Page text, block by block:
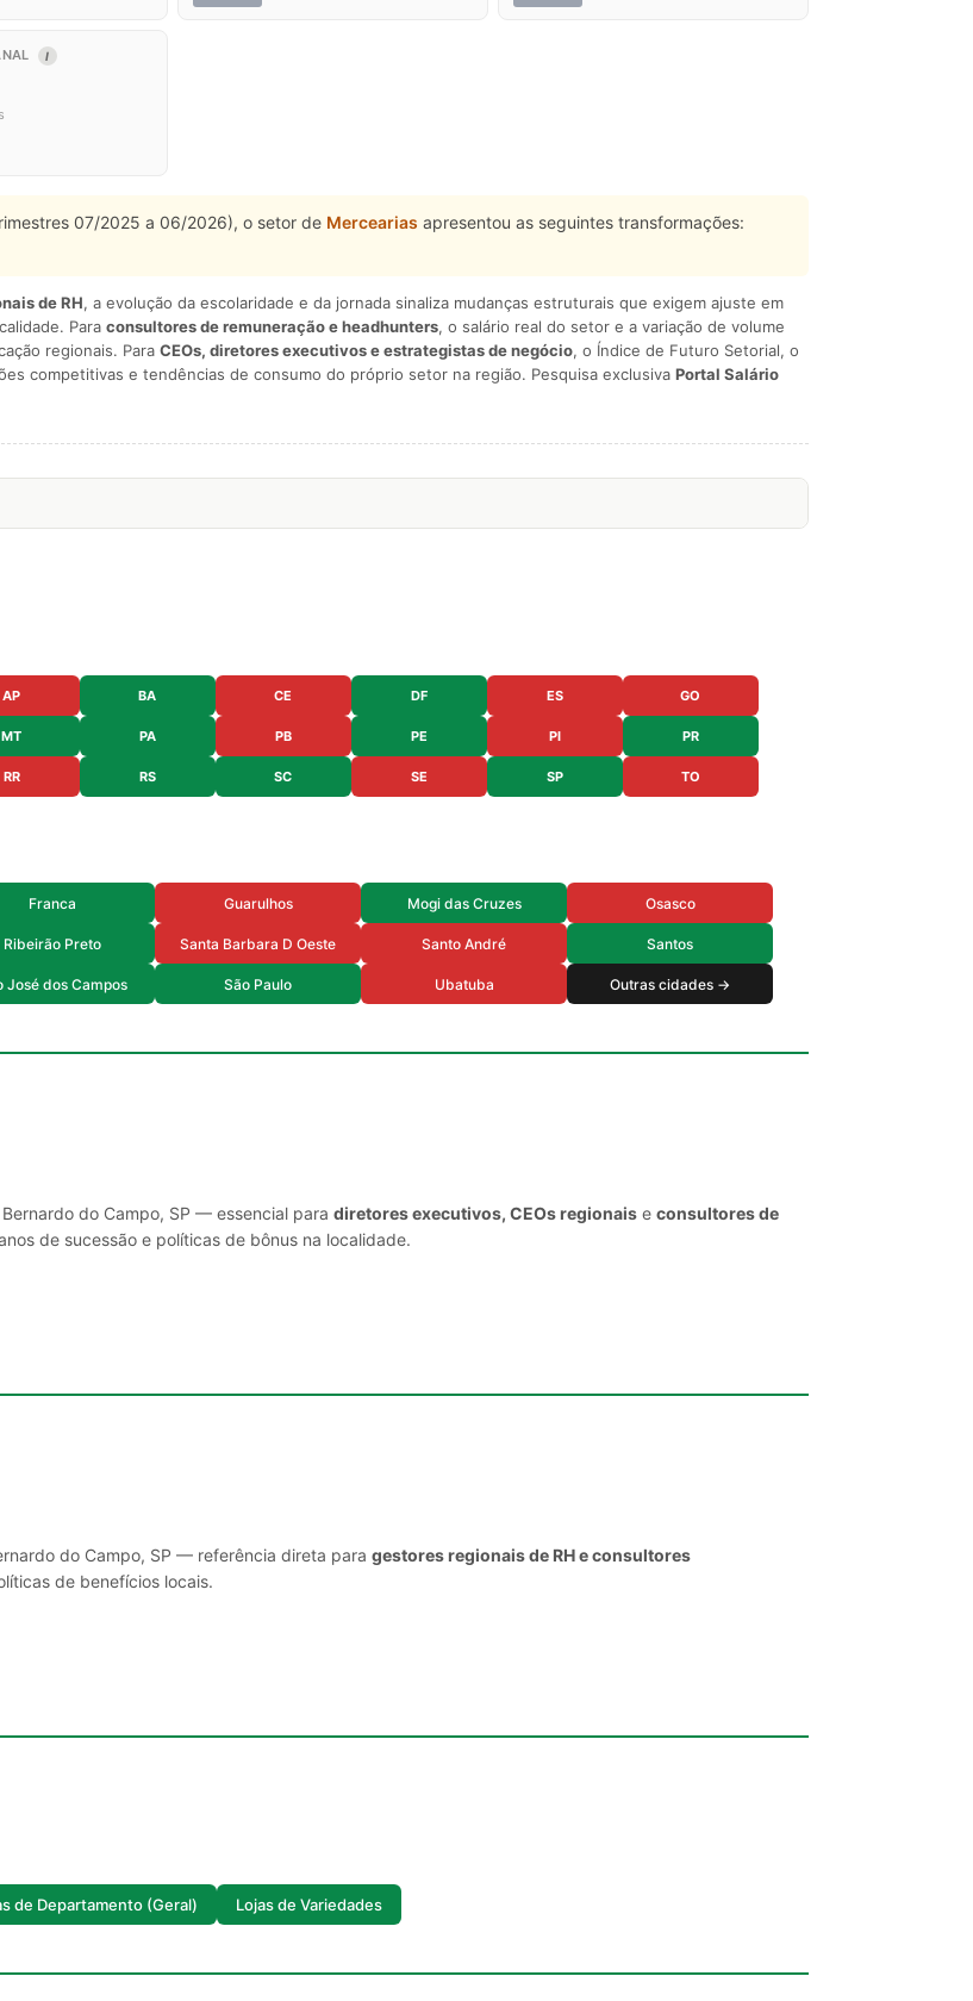
I
07/2025 a 06/2026), o setor de Mercearias apresentou as seguintes transformações:
de RH, a evolução da escolaridade e da jornada sinaliza mudanças estruturais que exigem ajuste em
Para consultores de remuneração e headhunters, o salário real do setor e a variação de volume
regionais. Para CEOs, diretores executivos e estrategistas de negócio, o Índice de Futuro Setorial, o
competitivas e tendências de consumo do próprio setor na região. Pesquisa exclusiva Portal Salário
AP BA CE DF ES GO
MT PA PB PE PI PR
RR RS SC SE SP TO
Franca Guarulhos Mogi das Cruzes Osasco
Ribeirão Preto Santa Barbara D Oeste Santo André Santos
José dos Campos São Paulo Ubatuba Outras cidades →
do Campo, SP — essencial para diretores executivos, CEOs regionais e consultores de
de sucessão e políticas de bônus na localidade.
do Campo, SP — referência direta para gestores regionais de RH e consultores
de benefícios locais.
de Departamento (Geral) Lojas de Variedades